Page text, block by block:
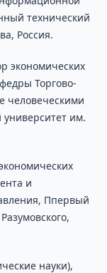
технический
Россия.
экономических
Торгово-
человеческими
университет им.
и
Ппервый
науки),